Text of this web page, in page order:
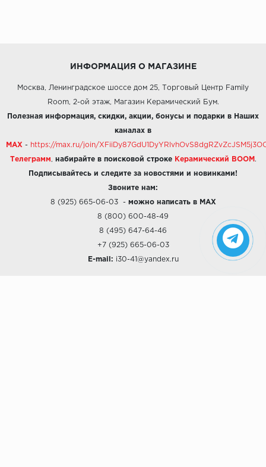
ИНФОРМАЦИЯ О МАГАЗИНЕ
Москва, Ленинградское шоссе дом 25, Торговый Центр Family
Room, 2-ой этаж, Магазин Керамический Бум.
Полезная информация, скидки, акции, бонусы и подарки в Наших
каналах в
MAX - https://max.ru/join/
Телеграмм набирайте в поисковой строке Керамический BOOM .
Подписывайтесь и следите за новостями и новинками!
Звоните нам:
8 (925) 665-06-03- можно написать в MAX
8 (800) 600-48-49
8 (495) 647-64-46
+7 (925) 665-06-03
E-mail: i30-41@yandex.ru